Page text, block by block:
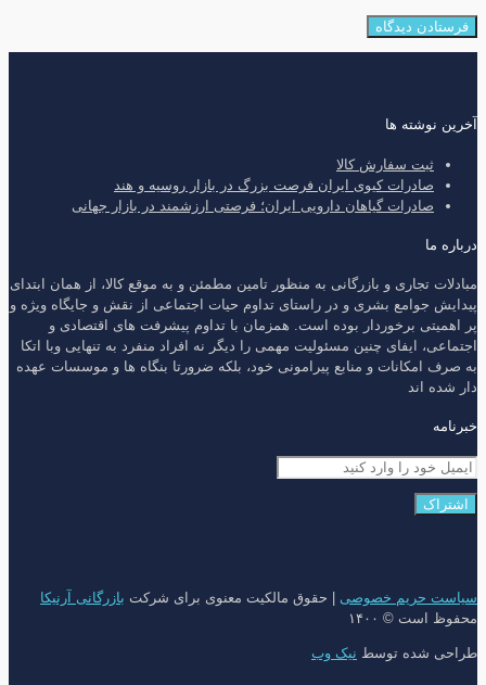
آخرین نوشته ها
ثبت سفارش کالا
صادرات کیوی ایران فرصت بزرگ در بازار روسیه و هند
صادرات گیاهان دارویی ایران؛ فرصتی ارزشمند در بازار جهانی
درباره ما
مبادلات تجاری و بازرگانی به منظور تامین مطمئن و به موقع کالا، از همان ابتدای
پیدایش جوامع بشری و در راستای تداوم حیات اجتماعی از نقش و جایگاه ویژه و
پر اهمیتی برخوردار بوده است. همزمان با تداوم پیشرفت های اقتصادی و
اجتماعی، ایفای چنین مسئولیت مهمی را دیگر نه افراد منفرد به تنهایی وبا اتکا
به صرف امکانات و منابع پیرامونی خود، بلکه ضرورتا بنگاه ها و موسسات عهده
دار شده اند
خبرنامه
سیاست حریم خصوصی | حقوق مالکیت معنوی برای شرکت بازرگانی آرنیکا
محفوظ است © ۱۴۰۰
طراحی شده توسط نیک وب